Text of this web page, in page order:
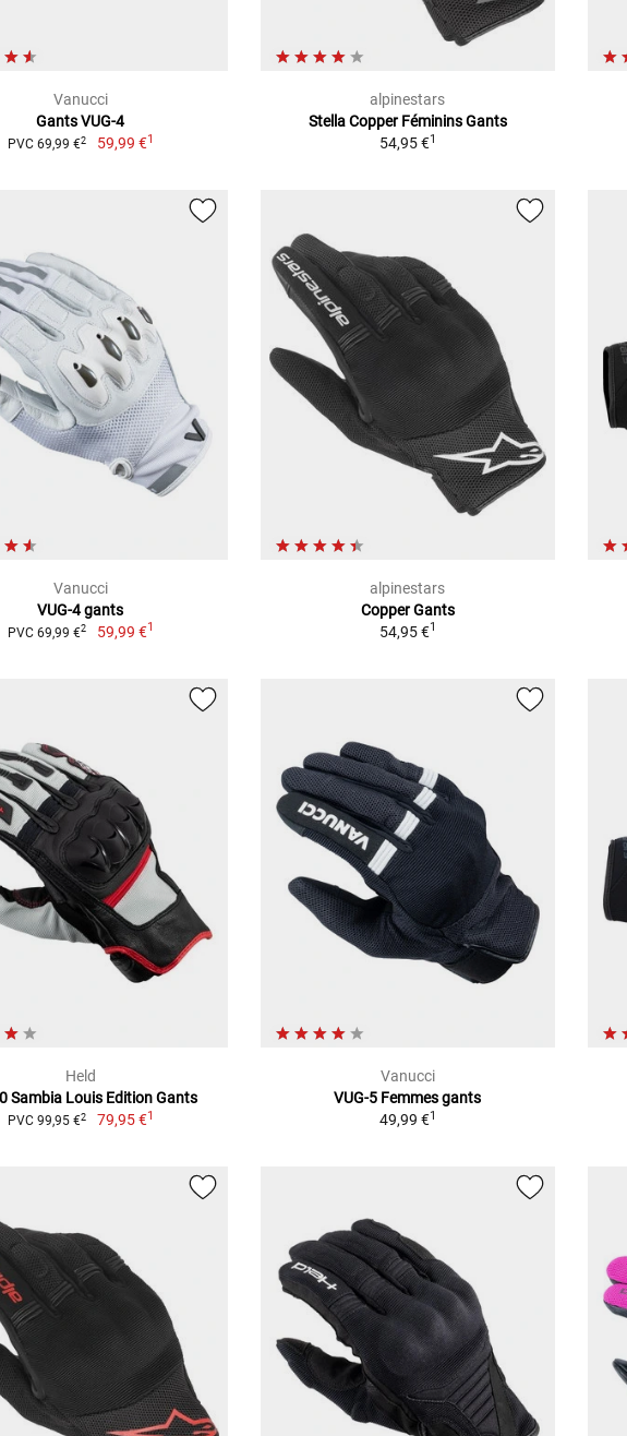
Vanucci
Gants VUG-4
PVC 69,99 €2 59,99 €1
alpinestars
Stella Copper Féminins Gants
54,95 €1
Vanucci
VUG-4 gants
PVC 69,99 €2 59,99 €1
alpinestars
Copper Gants
54,95 €1
Held
Sambia Louis Edition Gants
PVC 99,95 €2 79,95 €1
Vanucci
VUG-5 Femmes gants
49,99 €1